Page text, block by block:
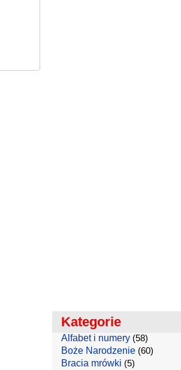
Kategorie
Alfabet i numery(58)
Boże Narodzenie(60)
Bracia mrówki (5)